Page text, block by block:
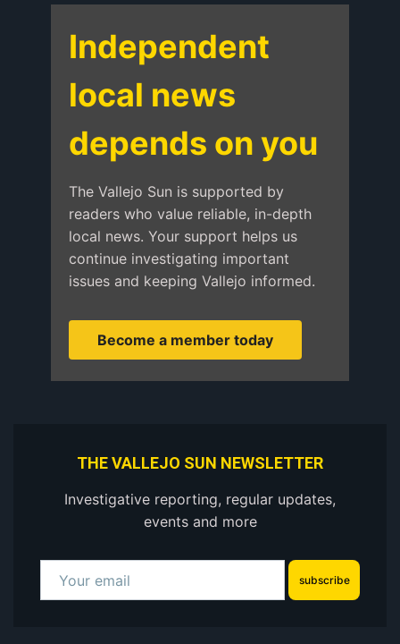
Independent
local news
depends on you
The Vallejo Sun is supported by
readers who value reliable, in-depth
local news. Your support helps us
continue investigating important
issues and keeping Vallejo informed.
Become a member today
THE VALLEJO SUN NEWSLETTER
Investigative reporting, regular updates,
events and more
subscribe